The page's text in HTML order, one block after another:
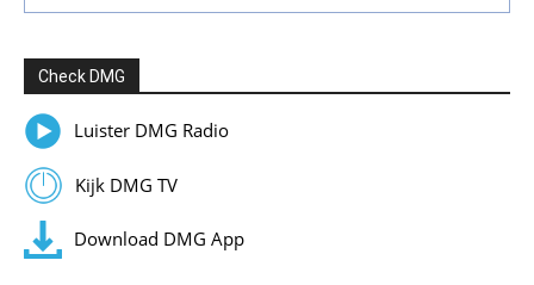
Check DMG
Luister DMG Radio
Kijk DMG TV
Download DMG App